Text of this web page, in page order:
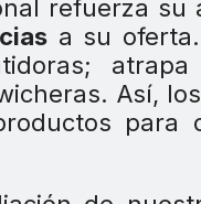
refuerza su
a su
atrapa
Así,
para